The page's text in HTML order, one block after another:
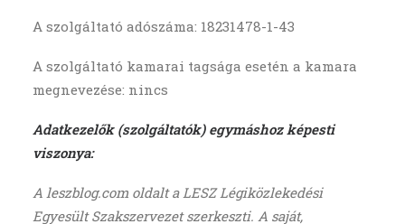
A szolgáltató adószáma: 18231478-1-43
A szolgáltató kamarai tagsága esetén a kamara
megnevezése: nincs
Adatkezelők (szolgáltatók) egymáshoz képesti
viszonya:
A leszblog.com oldalt a LESZ Légiközlekedési
Egyesült Szakszervezet szerkeszti. A saját,